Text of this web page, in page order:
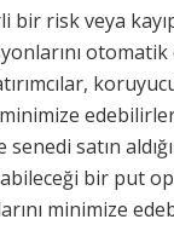
bir risk veya
senedi satın
bir put
minimize